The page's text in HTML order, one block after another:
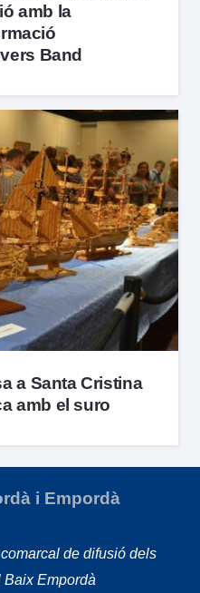
amb la
Band
a Santa Cristina
amb el suro
i Empordà
de difusió dels
Baix Empordà